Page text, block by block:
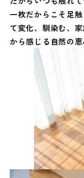
一枚だからこそ足
て変化、馴染む、
から感じる自然の恵